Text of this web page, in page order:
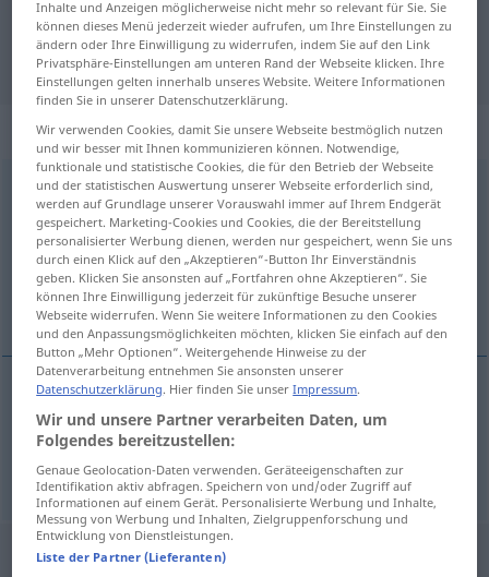
"incontestable" Deutsch
Übersetzung
„incontestable“: adjetivo
incontestable [iŋkɔntesˈtaβle]adj
Übersicht aller Übersetzungen
(Für mehr Details die Übersetzung anklicken/antippen)
unstreitig, unbestreitbar, unumstößlich
unstreitig, unbestreitbar incontestable
unumstößlich incontestable decisión
Inhalte und Anzeigen möglicherweise nicht mehr so relevant für Sie. Sie
können dieses Menü jederzeit wieder aufrufen, um Ihre Einstellungen zu
ändern oder Ihre Einwilligung zu widerrufen, indem Sie auf den Link
Privatsphäre-Einstellungen am unteren Rand der Webseite klicken. Ihre
Einstellungen gelten innerhalb unseres Website. Weitere Informationen
finden Sie in unserer Datenschutzerklärung.
Wir verwenden Cookies, damit Sie unsere Webseite bestmöglich nutzen
und wir besser mit Ihnen kommunizieren können. Notwendige,
funktionale und statistische Cookies, die für den Betrieb der Webseite
und der statistischen Auswertung unserer Webseite erforderlich sind,
werden auf Grundlage unserer Vorauswahl immer auf Ihrem Endgerät
gespeichert. Marketing-Cookies und Cookies, die der Bereitstellung
personalisierter Werbung dienen, werden nur gespeichert, wenn Sie uns
durch einen Klick auf den „Akzeptieren“-Button Ihr Einverständnis
geben. Klicken Sie ansonsten auf „Fortfahren ohne Akzeptieren“. Sie
können Ihre Einwilligung jederzeit für zukünftige Besuche unserer
Webseite widerrufen. Wenn Sie weitere Informationen zu den Cookies
und den Anpassungsmöglichkeiten möchten, klicken Sie einfach auf den
Button „Mehr Optionen“. Weitergehende Hinweise zu der
Datenverarbeitung entnehmen Sie ansonsten unserer
Datenschutzerklärung. Hier finden Sie unserImpressum.
Wir und unsere Partner verarbeiten Daten, um
Folgendes bereitzustellen:
Genaue Geolocation-Daten verwenden. Geräteeigenschaften zur
Identifikation aktiv abfragen. Speichern von und/oder Zugriff auf
Informationen auf einem Gerät. Personalisierte Werbung und Inhalte,
Messung von Werbung und Inhalten, Zielgruppenforschung und
Entwicklung von Dienstleistungen.
Liste der Partner (Lieferanten)